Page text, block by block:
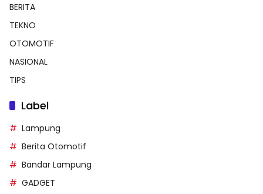
BERITA
TEKNO
OTOMOTIF
NASIONAL
TIPS
Label
Lampung
Berita Otomotif
Bandar Lampung
GADGET